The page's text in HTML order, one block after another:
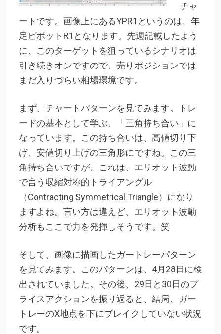
チャ
ートです。画像上にあるYPR1というのは、年
足ピボットR1となります。先週記載したよう
に、このターゲットを狙っているシナリオは
引き続きオンですので、売りポジションでは
まだ入りづらい相場環境です。
まず、チャートパターンを見てみます。トレ
ードの基本として学ぶ、「三角持ち合い」に
なっています。この持ち合いは、高値切り下
げ、安値切り上げの三角形にですね。この三
角持ち合いですが、これは、エリオット波動
で言う収縮対称的トライアングル
（Contracting Symmetrical Triangle）になり
ますよね。言い方は違えど、エリオット波動
分析もここで力を発揮しそうです。笑
そして、画像に描画したガートレーパターン
を見てみます。このパターンは、4月28日に検
出されていました。その後、29日と30日のプ
ライスアクションを振り返ると、結局、ガー
トレーのX地点を下にブレイクしていない状況
です。